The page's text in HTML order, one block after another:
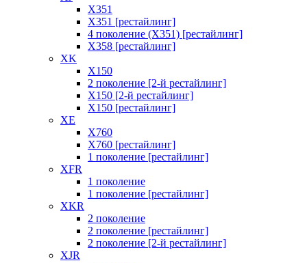
X351
X351 [рестайлинг]
4 поколение (X351) [рестайлинг]
X358 [рестайлинг]
XK
X150
2 поколение [2-й рестайлинг]
X150 [2-й рестайлинг]
X150 [рестайлинг]
XE
X760
X760 [рестайлинг]
1 поколение [рестайлинг]
XFR
1 поколение
1 поколение [рестайлинг]
XKR
2 поколение
2 поколение [рестайлинг]
2 поколение [2-й рестайлинг]
XJR